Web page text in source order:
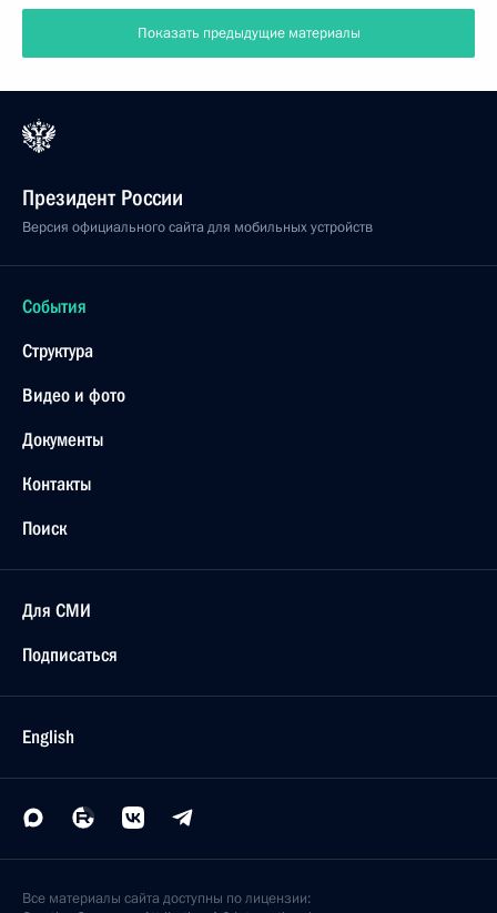
Показать предыдущие материалы
Президент России
Версия официального сайта для мобильных устройств
События
Структура
Видео и фото
Документы
Контакты
Поиск
Для СМИ
Подписаться
English
Все материалы сайта доступны по лицензии: